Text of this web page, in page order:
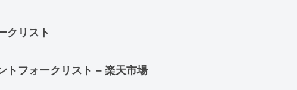
クリスト
トフォークリスト – 楽天市場